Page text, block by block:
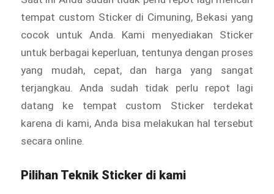
tempat custom Sticker di Cimuning, Bekasi yang
cocok untuk Anda. Kami menyediakan Sticker
untuk berbagai keperluan, tentunya dengan proses
yang mudah, cepat, dan harga yang sangat
terjangkau. Anda sudah tidak perlu repot lagi
datang ke tempat custom Sticker terdekat
karena di kami, Anda bisa melakukan hal tersebut
secara online.
Pilihan Teknik Sticker di kami